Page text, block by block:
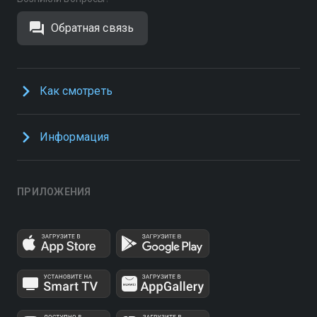
Обратная связь
Как смотреть
Информация
ПРИЛОЖЕНИЯ